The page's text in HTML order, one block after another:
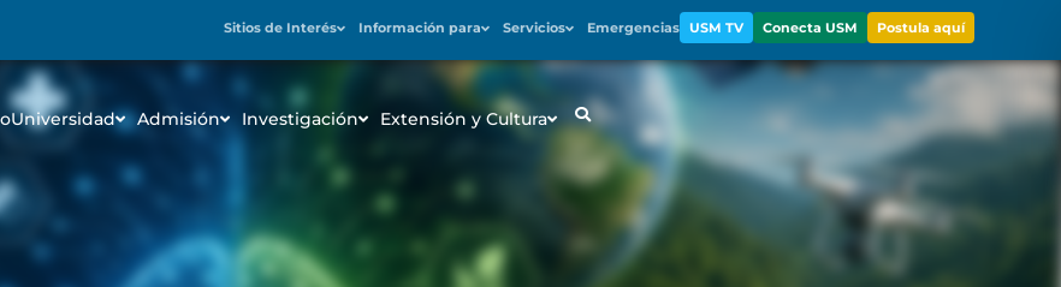
Sitios de Interés Información para Servicios Emergencias USM TV Conecta USM Postula aquí
Universidad Admisión Investigación Extensión y Cultura